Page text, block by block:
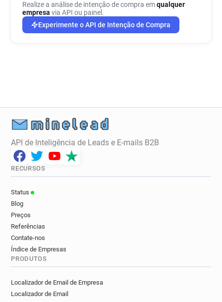
v*****@papajohns.co.uk
i*********@papajohns.co.uk
Realize a análise de intenção de compra emqualquer
empresa via API ou painel.
Experimente o API de Intenção de Compra
API de Inteligência de Leads e E-mails B2B
RECURSOS
Status
Blog
Preços
Referências
Contate-nos
Índice de Empresas
PRODUTOS
Localizador de Email de Empresa
Localizador de Email